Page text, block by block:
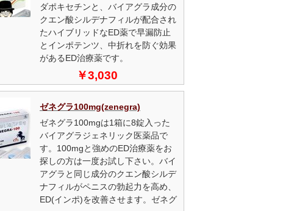
ダポキセチンと、バイアグラ成分の
クエン酸シルデナフィルが配合され
たハイブリッドなED薬で早漏防止
とインポテンツ、中折れを防ぐ効果
があるED治療薬です。
￥3,030
ゼネグラ100mg(zenegra)
ゼネグラ100mgは1箱に8錠入った
バイアグラジェネリック医薬品で
す。100mgと強めのED治療薬をお
探しの方は一度お試し下さい。バイ
アグラと同じ成分のクエン酸シルデ
ナフィルがペニスの勃起力を高め、
ED(インポ)を改善させます。ゼネグ